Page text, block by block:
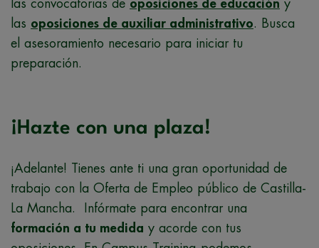
las convocatorias de oposiciones de educación y
las oposiciones de auxiliar administrativo. Busca
el asesoramiento necesario para iniciar tu
preparación.
¡Hazte con una plaza!
¡Adelante! Tienes ante ti una gran oportunidad de
trabajo con la Oferta de Empleo público de Castilla-
La Mancha. Infórmate para encontrar una
formación a tu medida y acorde con tus